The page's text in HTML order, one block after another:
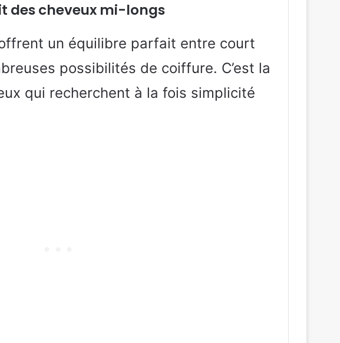
des cheveux mi-longs
un équilibre parfait entre court
possibilités de coiffure. C’est la
qui recherchent à la fois simplicité